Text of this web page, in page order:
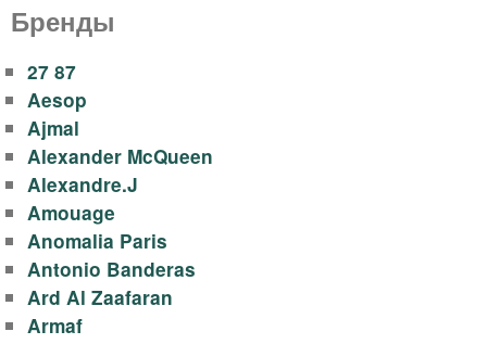
ы
,
д
у
х
о
Бренды
27 87
Aesop
Ajmal
Alexander McQueen
Alexandre.J
Amouage
Anomalia Paris
Antonio Banderas
Ard Al Zaafaran
Armaf